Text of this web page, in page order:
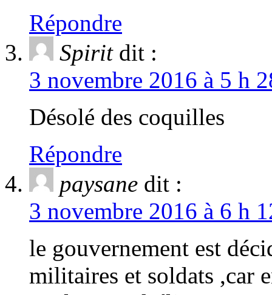
Répondre
Spirit dit :
3 novembre 2016 à 5 h
Désolé des coquilles
Répondre
paysane dit :
3 novembre 2016 à 6 h
le gouvernement est
militaires et soldats ,car